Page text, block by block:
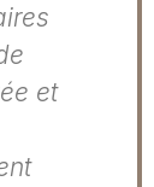
et